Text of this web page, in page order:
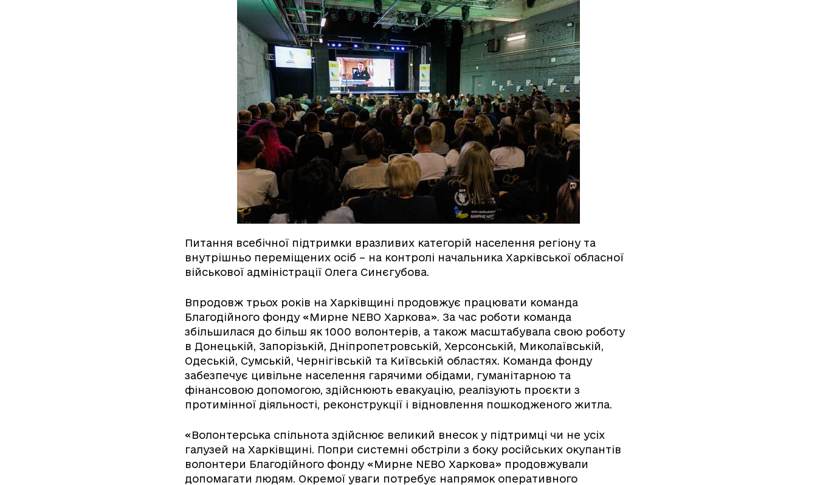
Питання всебічної підтримки вразливих категорій населення регіону та
внутрішньо переміщених осіб – на контролі начальника Харківської обласної
військової адміністрації Олега Синєгубова.
Впродовж трьох років на Харківщині продовжує працювати команда
Благодійного фонду «Мирне NEBO Харкова». За час роботи команда
збільшилася до більш як 1000 волонтерів, а також масштабувала свою роботу
в Донецькій, Запорізькій, Дніпропетровській, Херсонській, Миколаївській,
Одеській, Сумській, Чернігівській та Київській областях. Команда фонду
забезпечує цивільне населення гарячими обідами, гуманітарною та
фінансовою допомогою, здійснюють евакуацію, реалізують проєкти з
протимінної діяльності, реконструкції і відновлення пошкодженого житла.
«Волонтерська спільнота здійснює великий внесок у підтримці чи не усіх
галузей на Харківщині. Попри системні обстріли з боку російських окупантів
волонтери Благодійного фонду «Мирне NEBO Харкова» продовжували
допомагати людям. Окремої уваги потребує напрямок оперативного